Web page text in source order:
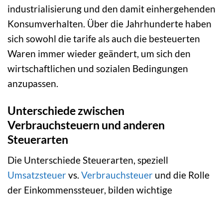
industrialisierung und den damit einhergehenden
Konsumverhalten. Über die Jahrhunderte haben
sich sowohl die tarife als auch die besteuerten
Waren immer wieder geändert, um sich den
wirtschaftlichen und sozialen Bedingungen
anzupassen.
Unterschiede zwischen
Verbrauchsteuern und anderen
Steuerarten
Die Unterschiede Steuerarten, speziell
Umsatzsteuervs. Verbrauchsteuer und die Rolle
der Einkommenssteuer, bilden wichtige